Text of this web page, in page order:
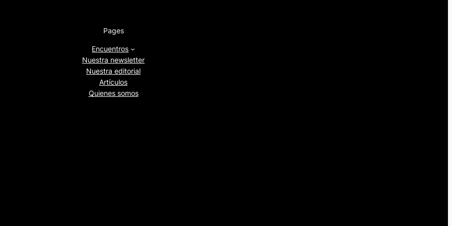
Pages
Encuentros
Nuestra newsletter
Nuestra editorial
Artículos
Quienes somos